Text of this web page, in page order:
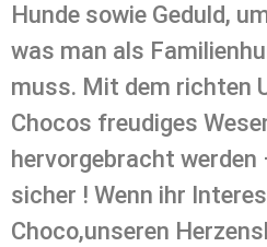
Hunde sowie Geduld,
was man als
muss. Mit dem richten
Chocos freudiges
hervorgebracht werden
sicher ! Wenn ihr
Choco,unseren